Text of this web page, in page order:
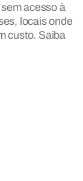
acesso à
locais onde
custo. Saiba